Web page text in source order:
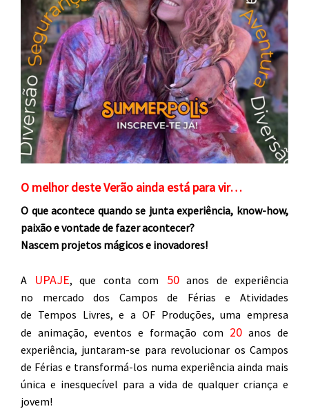
O melhor deste Verão ainda está para vir…
O que acontece quando se junta experiência, know-how,
paixão e vontade de fazer acontecer?
Nascem projetos mágicos e inovadores!
A UPAJE, que conta com 50anos de experiência
no mercado dos Campos de Férias e Atividades
de Tempos Livres, e a OF Produções, uma empresa
de animação, eventos e formação com 20 anos de
experiência, juntaram-se para revolucionar os Campos
de Férias e transformá-los numa experiência ainda mais
única e inesquecível para a vida de qualquer criança e
jovem!